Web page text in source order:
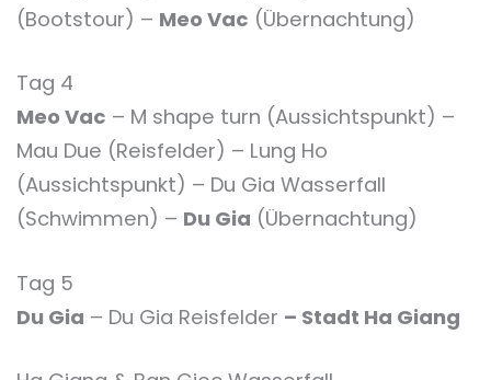
(Bootstour) – Meo Vac (Übernachtung)
Tag 4
Meo Vac – M shape turn (Aussichtspunkt) –
Mau Due (Reisfelder) – Lung Ho
(Aussichtspunkt) – Du Gia Wasserfall
(Schwimmen) – Du Gia (Übernachtung)
Tag 5
Du Gia – Du Gia Reisfelder – Stadt Ha Giang